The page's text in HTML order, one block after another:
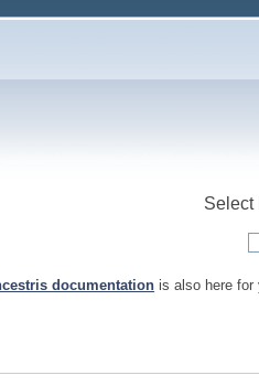
Select
documentation is also here for